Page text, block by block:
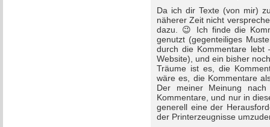
Da ich dir Texte (von mir)
näherer Zeit nicht
dazu. 😉 Ich finde die
genutzt (gegenteiliges
durch die Kommentare lebt
Website), und ein bisher
Träume ist es, die
wäre es, die Kommentare
Der meiner Meinung
Kommentare, und nur in
generell eine der
der Printerzeugnisse